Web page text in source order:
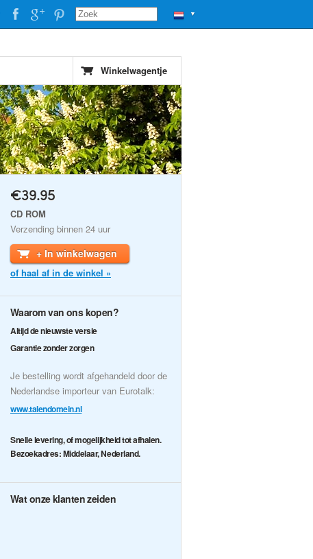
▼
Winkelwagentje
€39.95
CD ROM
Verzending binnen 24 uur
+ In winkelwagen
of haal af in de winkel »
Waarom van ons kopen?
Altijd de nieuwste versie
Garantie zonder zorgen
Je bestelling wordt afgehandeld door de
Nederlandse importeur van Eurotalk:
www.talendomein.nl
Snelle levering, of mogelijkheid tot afhalen.
Bezoekadres: Middelaar, Nederland.
Wat onze klanten zeiden